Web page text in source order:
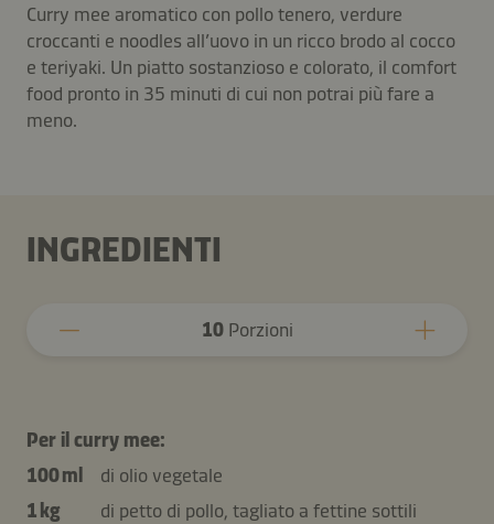
Curry mee aromatico con pollo tenero, verdure
croccanti e noodles all’uovo in un ricco brodo al cocco
e teriyaki. Un piatto sostanzioso e colorato, il comfort
food pronto in 35 minuti di cui non potrai più fare a
meno.
INGREDIENTI
10Porzioni
Per il curry mee:
100 ml
di olio vegetale
1 kg
di petto di pollo, tagliato a fettine sottili